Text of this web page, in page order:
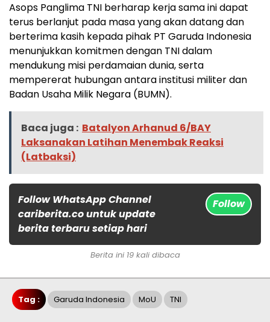
Asops Panglima TNI berharap kerja sama ini dapat
terus berlanjut pada masa yang akan datang dan
berterima kasih kepada pihak PT Garuda Indonesia
menunjukkan komitmen dengan TNI dalam
mendukung misi perdamaian dunia, serta
mempererat hubungan antara institusi militer dan
Badan Usaha Milik Negara (BUMN).
Baca juga : Batalyon Arhanud 6/BAY
Laksanakan Latihan Menembak Reaksi
(Latbaksi)
Follow WhatsApp Channel
cariberita.co untuk update
berita terbaru setiap hari
Follow
Berita ini 19 kali dibaca
Tag : Garuda Indonesia MoU TNI